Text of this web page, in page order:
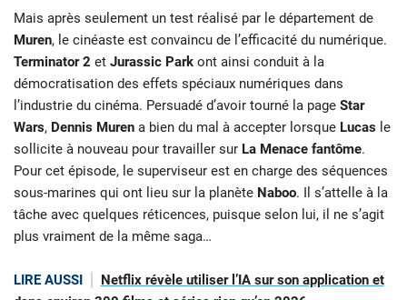
Mais après seulement un test réalisé par le département de
Muren, le cinéaste est convaincu de l’efficacité du numérique.
Terminator 2 et Jurassic Park ont ainsi conduit à la
démocratisation des effets spéciaux numériques dans
l’industrie du cinéma. Persuadé d’avoir tourné la page Star
Wars, Dennis Muren a bien du mal à accepter lorsque Lucas le
sollicite à nouveau pour travailler sur La Menace fantôme.
Pour cet épisode, le superviseur est en charge des séquences
sous-marines qui ont lieu sur la planète Naboo. Il s’attelle à la
tâche avec quelques réticences, puisque selon lui, il ne s’agit
plus vraiment de la même saga…
LIRE AUSSI
Netflix révèle utiliser l’IA sur son application et